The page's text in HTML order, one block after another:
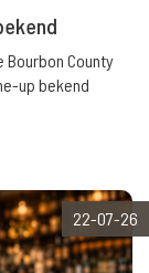
County
up bekend
22-07-26